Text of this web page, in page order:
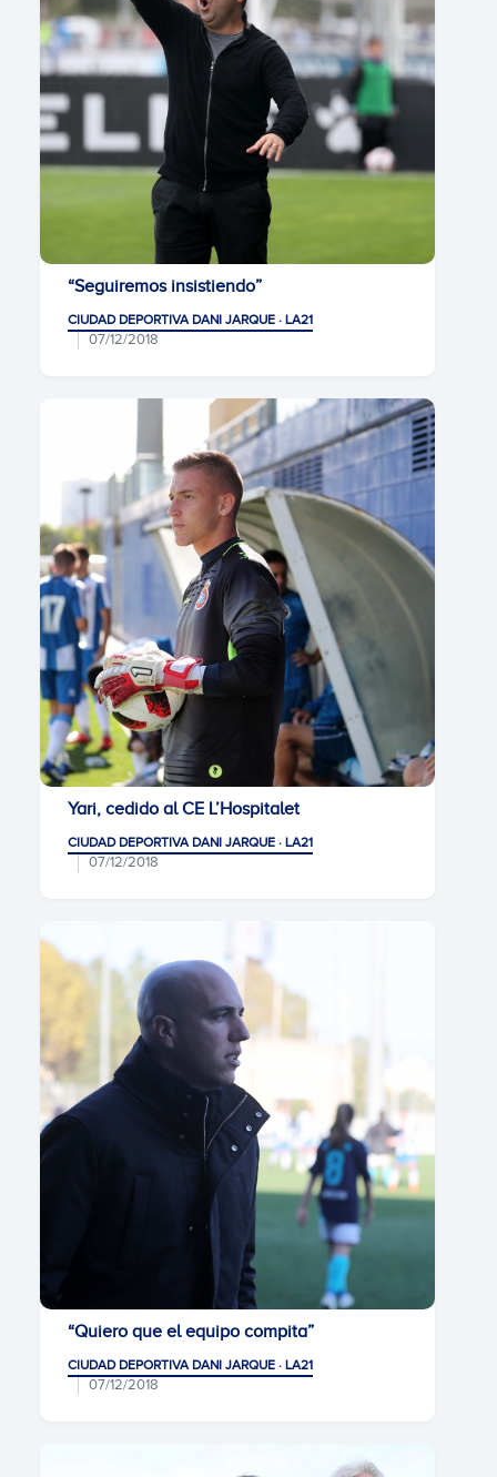
“Seguiremos insistiendo”
CIUDAD DEPORTIVA DANI JARQUE · LA21
07/12/2018
Yari, cedido al CE L’Hospitalet
CIUDAD DEPORTIVA DANI JARQUE · LA21
07/12/2018
“Quiero que el equipo compita”
CIUDAD DEPORTIVA DANI JARQUE · LA21
07/12/2018